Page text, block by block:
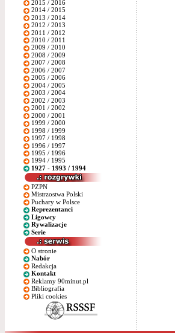
2015 / 2016
2014 / 2015
2013 / 2014
2012 / 2013
2011 / 2012
2010 / 2011
2009 / 2010
2008 / 2009
2007 / 2008
2006 / 2007
2005 / 2006
2004 / 2005
2003 / 2004
2002 / 2003
2001 / 2002
2000 / 2001
1999 / 2000
1998 / 1999
1997 / 1998
1996 / 1997
1995 / 1996
1994 / 1995
1927 - 1993 / 1994
PZPN
Mistrzostwa Polski
Puchary w Polsce
Reprezentanci
Ligowcy
Rywalizacje
Serie
O stronie
Nabór
Redakcja
Kontakt
Reklamy 90minut.pl
Bibliografia
Pliki cookies